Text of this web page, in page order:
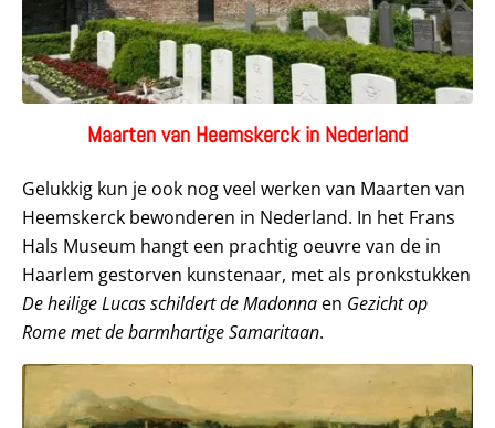
Maarten van Heemskerck in Nederland
Gelukkig kun je ook nog veel werken van Maarten van
Heemskerck bewonderen in Nederland. In het Frans
Hals Museum hangt een prachtig oeuvre van de in
Haarlem gestorven kunstenaar, met als pronkstukken
De heilige Lucas schildert de Madonna en Gezicht op
Rome met de barmhartige Samaritaan.